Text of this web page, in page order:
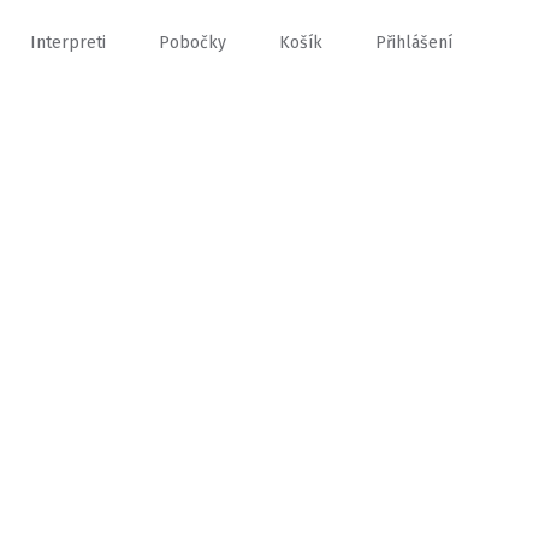
Interpreti Pobočky Košík Přihlášení